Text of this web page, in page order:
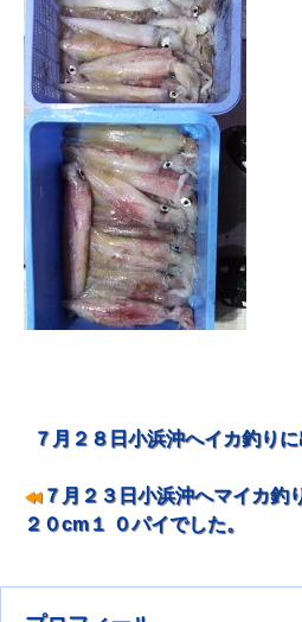
ナビゲーション
７月２８日小浜沖へイカ釣り
７月２３日小浜沖へマイカ釣
２０cm１ ０パイでした。